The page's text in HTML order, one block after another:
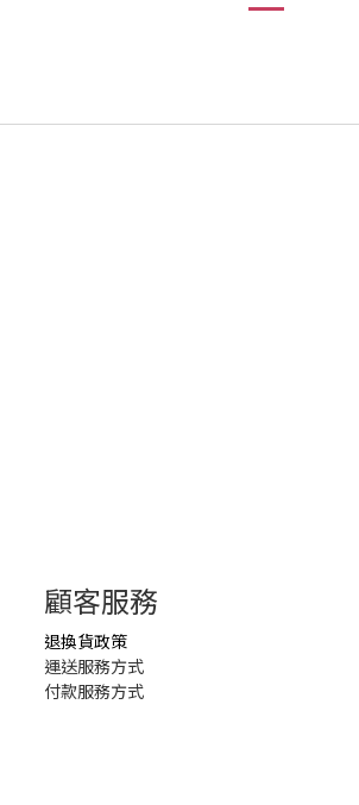
顧客服務
退換貨政策
運送服務方式
付款服務方式